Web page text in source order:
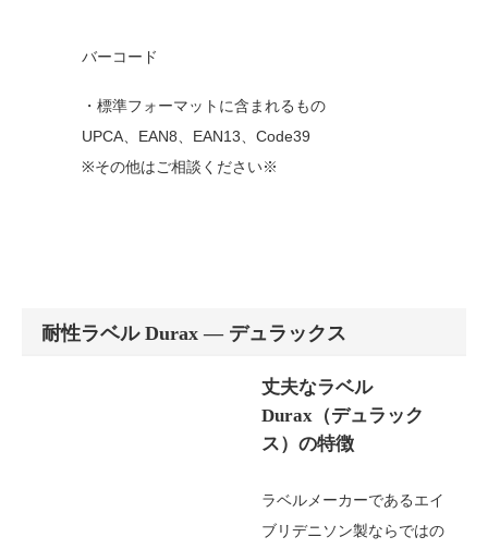
バーコード
・標準フォーマットに含まれるもの
UPCA、EAN8、EAN13、Code39
※その他はご相談ください※
耐性ラベル Durax ― デュラックス
丈夫なラベル
Durax（デュラック
ス）の特徴
ラベルメーカーであるエイ
ブリデニソン製ならではの